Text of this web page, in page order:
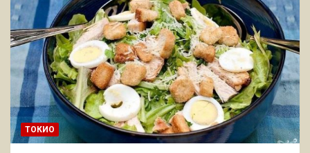
ТОКИО